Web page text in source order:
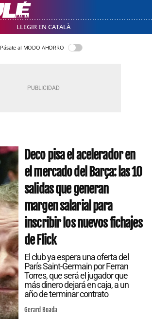
LLEGIR EN CATALÀ
Pásate al MODO AHORRO
Deco pisa el acelerador en
el mercado del Barça: las 10
salidas que generan
margen salarial para
inscribir los nuevos fichajes
de Flick
El club ya espera una oferta del
París Saint-Germain por Ferran
Torres, que será el jugador que
más dinero dejará en caja, a un
año de terminar contrato
Gerard Boada